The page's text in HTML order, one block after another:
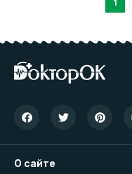
1
О сайте